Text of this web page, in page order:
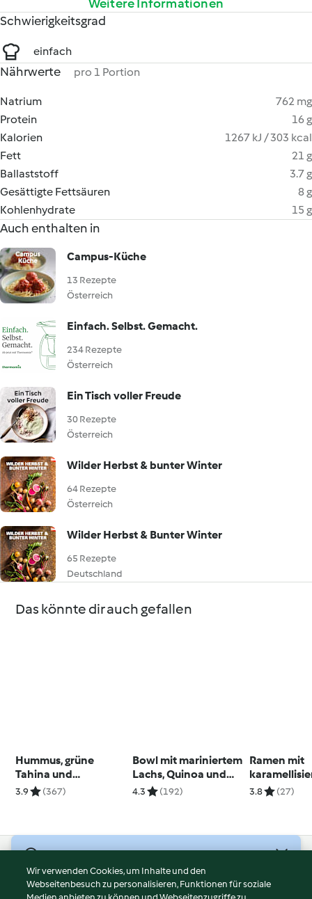
Weitere Informationen
Schwierigkeitsgrad
einfach
Nährwerte pro 1 Portion
Natrium
762 mg
Protein
16 g
Kalorien
1267 kJ / 303 kcal
Fett
21 g
Ballaststoff
3.7 g
Gesättigte Fettsäuren
8 g
Kohlenhydrate
15 g
Auch enthalten in
Campus-Küche
13 Rezepte
Österreich
Einfach. Selbst. Gemacht.
234 Rezepte
Österreich
Ein Tisch voller Freude
30 Rezepte
Österreich
Wilder Herbst & bunter Winter
64 Rezepte
Österreich
Wilder Herbst & Bunter Winter
65 Rezepte
Deutschland
Das könnte dir auch gefallen
Hummus, grüne
Tahina und
israelischer Salat
3.9 (367)
Bowl mit mariniertem
Lachs, Quinoa und
schwarzen Bohnen
4.3 (192)
Ramen mit
Seitan
3.8 (27)
Nutzungsbedingungen
Wir verwenden Cookies, um Inhalte und den
Webseitenbesuch zu personalisieren, Funktionen für soziale